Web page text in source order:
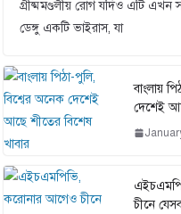
গ্রীষ্মমণ্ডলীয় রোগ যদিও এটি
ডেঙ্গু একটি ভাইরাস, যা
বাংলায়
দেশেই
চীনে